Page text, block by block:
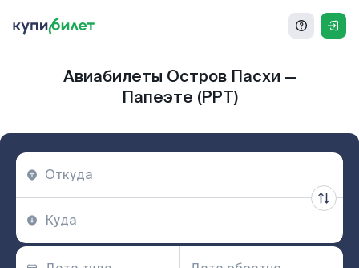
Авиабилеты Остров Пасхи —
Папеэте (PPT)